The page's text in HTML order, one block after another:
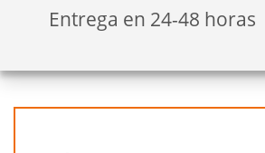
Entrega en 24-48 horas